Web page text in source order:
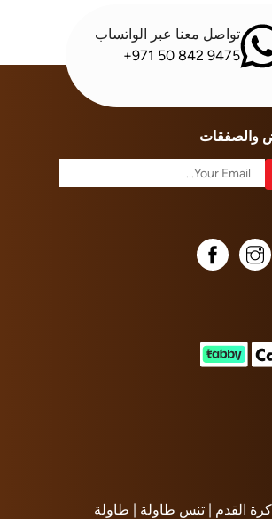
تواصل معنا عبر الواتساب
+971 50 842 9475
والصفقات
القدم | تنس طاولة | طاولة